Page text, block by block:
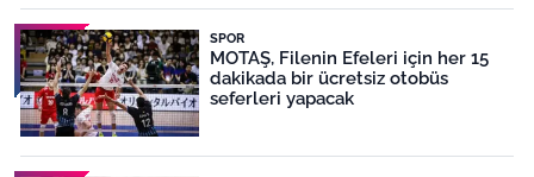
SPOR
MOTAŞ, Filenin Efeleri için her 15
dakikada bir ücretsiz otobüs
seferleri yapacak